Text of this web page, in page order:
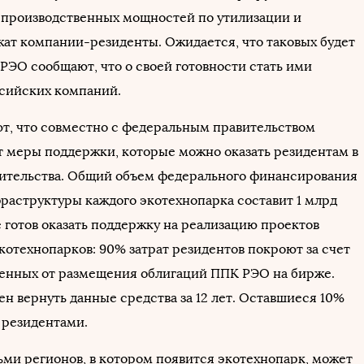
производственных мощностей по утилизации и
компании-резиденты. Ожидается, что таковых будет
сообщают, что о своей готовности стать ими
компаний.
что совместно с федеральным правительством
меры поддержки, которые можно оказать резидентам в
Общий объем федерального финансирования
каждого экотехнопарка составит 1 млрд
оказать поддержку на реализацию проектов
90% затрат резидентов покроют за счет
от размещения облигаций ППК РЭО на бирже.
вернуть данные средства за 12 лет. Оставшиеся 10%
регионов, в котором появится экотехнопарк, может